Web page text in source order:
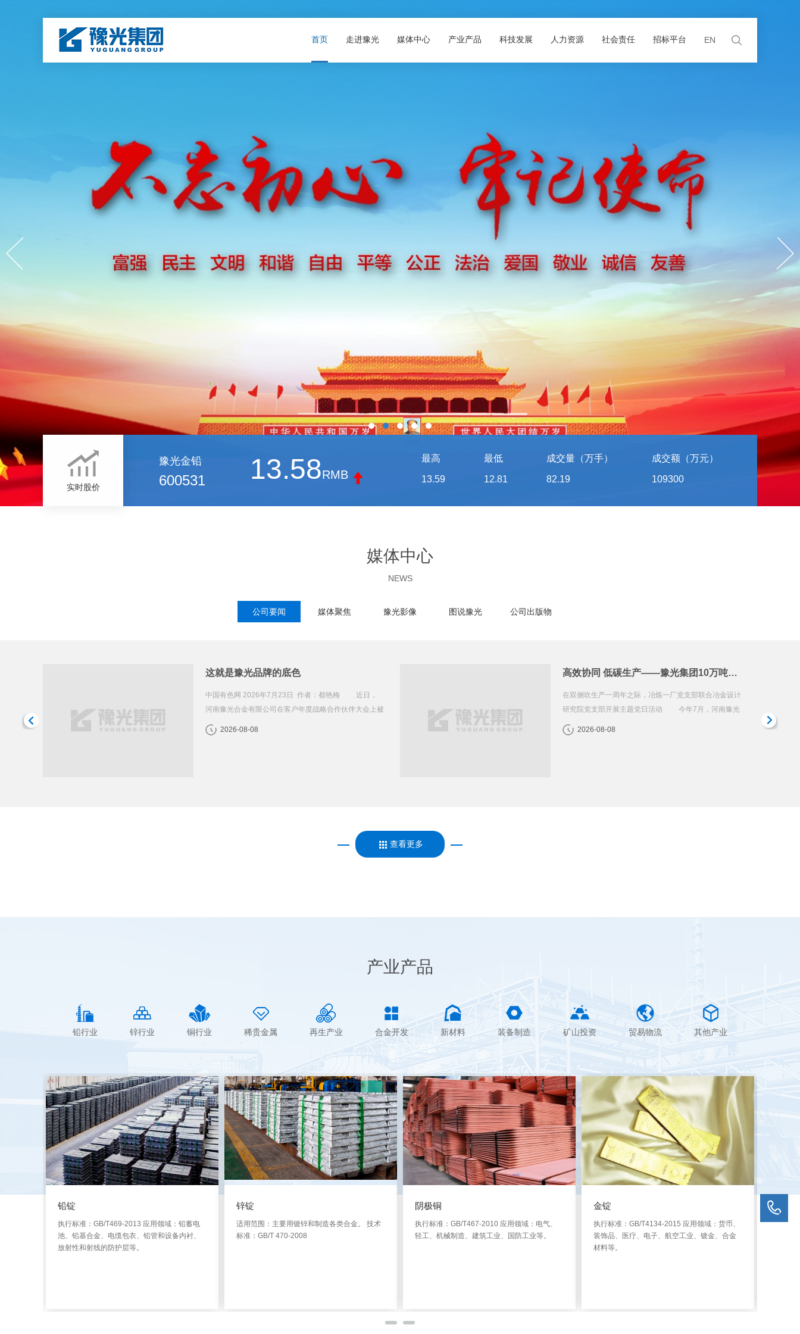
首页 走进豫光 媒体中心 产业产品 科技发展 人力资源 社会责任 招标平台 EN
实时股价
豫光金铅
600531 13.58RMB
最高
13.59
最低
12.81
成交量（万手）
82.19
成交额（万元）
109300
媒体中心
NEWS
公司要闻 媒体聚焦 豫光影像 图说豫光 公司出版物
在双侧吹生产一周年之际，冶炼一厂党支部联合冶金设计
研究院党支部开展主题党日活动 今年7月，河南豫光
集团有限公司冶炼一厂厂区内，一辆明黄色的渣...
2026-08-08
河南省机械冶金建材系统职工羽毛球比赛在豫光集团举行
中国有色网 2026年7月14日 本报讯 6月30日，“奋
进十五五 建功新征程”河南省机械冶金建材系统职工羽毛
球比赛在豫光集团举行，来自全...
2026-08-08
查看更多
产业产品
铅行业 锌行业 铜行业 稀贵金属 再生产业 合金开发 新材料 装备制造 矿山投资 贸易物流 其他产业
铅锭
执行标准：GB/T469-2013 应用领域：铅蓄电
池、铅基合金、电缆包衣、铅管和设备内衬、
放射性和射线的防护层等。
锌锭
适用范围：主要用镀锌和制造各类合金。 技术
标准：GB/T 470-2008
阴极铜
执行标准：GB/T467-2010 应用领域：电气、
轻工、机械制造、建筑工业、国防工业等。
金锭
执行标准：GB/T4134-2015 应用领域：货币、
装饰品、医疗、电子、航空工业、镀金、合金
材料等。
银锭
执行标